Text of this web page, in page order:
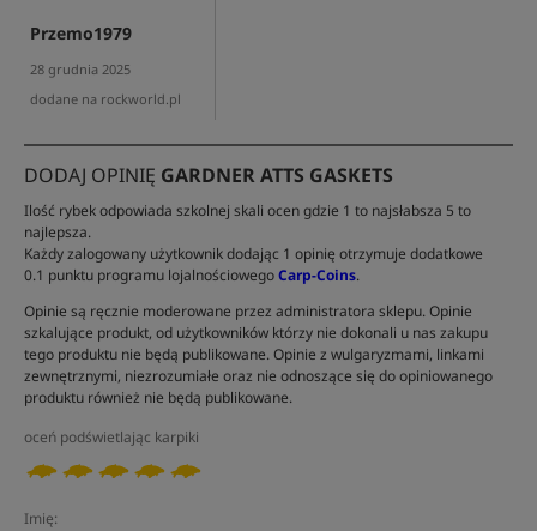
Przemo1979
28 grudnia 2025
dodane na rockworld.pl
DODAJ OPINIĘ GARDNER ATTS GASKETS
Ilość rybek odpowiada szkolnej skali ocen gdzie 1 to najsłabsza 5 to
najlepsza.
Każdy zalogowany użytkownik dodając 1 opinię otrzymuje dodatkowe
0.1 punktu programu lojalnościowegoCarp-Coins.
Opinie są ręcznie moderowane przez administratora sklepu. Opinie
szkalujące produkt, od użytkowników którzy nie dokonali u nas zakupu
tego produktu nie będą publikowane. Opinie z wulgaryzmami, linkami
zewnętrznymi, niezrozumiałe oraz nie odnoszące się do opiniowanego
produktu również nie będą publikowane.
oceń podświetlając karpiki
Imię: